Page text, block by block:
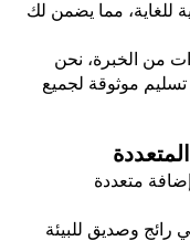
للغاية، مما يضمن لك
موثوقة: مع أكثر من 6 سنوات من الخبرة، نحن
تسليم موثوقة لجميع
متعددة
رائج وصديق للبيئة